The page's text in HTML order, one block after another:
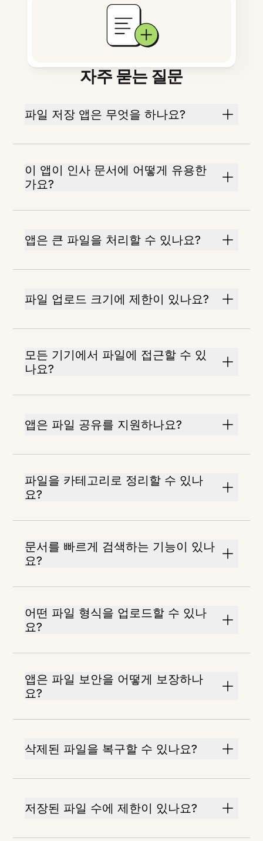
자주 묻는 질문
파일 저장 앱은 무엇을 하나요?
이 앱이 인사 문서에 어떻게 유용한
가요?
앱은 큰 파일을 처리할 수 있나요?
파일 업로드 크기에 제한이 있나요?
모든 기기에서 파일에 접근할 수 있
나요?
앱은 파일 공유를 지원하나요?
파일을 카테고리로 정리할 수 있나
요?
문서를 빠르게 검색하는 기능이 있나
요?
어떤 파일 형식을 업로드할 수 있나
요?
앱은 파일 보안을 어떻게 보장하나
요?
삭제된 파일을 복구할 수 있나요?
저장된 파일 수에 제한이 있나요?